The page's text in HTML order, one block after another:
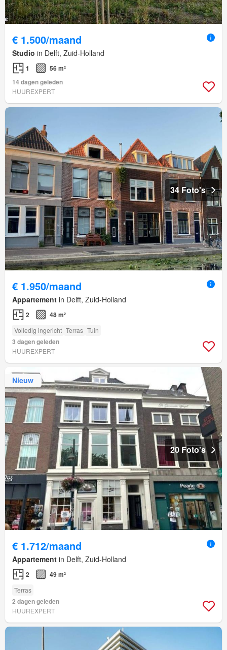
€ 1.500/maand
Studio in Delft, Zuid-Holland
1
56 m²
14 dagen geleden
HUUREXPERT
34 Foto's
€ 1.950/maand
Appartement in Delft, Zuid-Holland
2 48 m²
Volledig ingericht Terras Tuin
3 dagen geleden
HUUREXPERT
Nieuw
20 Foto's
€ 1.712/maand
Appartement in Delft, Zuid-Holland
2 49 m²
Terras
2 dagen geleden
HUUREXPERT